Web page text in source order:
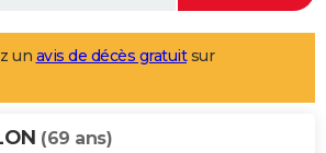
un avis de décès gratuitsur
(69 ans)